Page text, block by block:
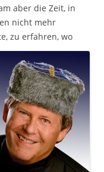
aber die Zeit, in
nicht mehr
zu erfahren, wo